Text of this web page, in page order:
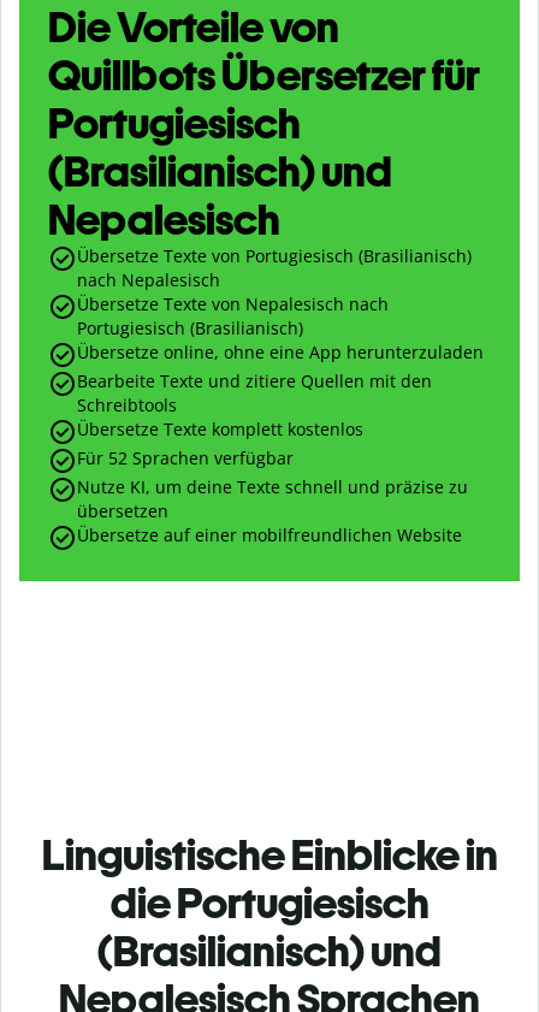
Die Vorteile von
Quillbots Übersetzer für
Portugiesisch
(Brasilianisch) und
Nepalesisch
Übersetze Texte von Portugiesisch (Brasilianisch)
nach Nepalesisch
Übersetze Texte von Nepalesisch nach
Portugiesisch (Brasilianisch)
Übersetze online, ohne eine App herunterzuladen
Bearbeite Texte und zitiere Quellen mit den
Schreibtools
Übersetze Texte komplett kostenlos
Für 52 Sprachen verfügbar
Nutze KI, um deine Texte schnell und präzise zu
übersetzen
Übersetze auf einer mobilfreundlichen Website
Linguistische Einblicke in
die Portugiesisch
(Brasilianisch) und
Nepalesisch Sprachen